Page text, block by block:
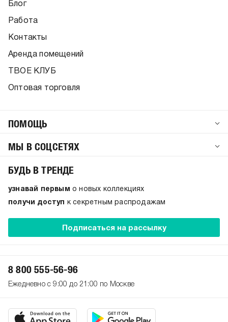
Блог
Работа
Контакты
Аренда помещений
ТВОЕ КЛУБ
Оптовая торговля
ПОМОЩЬ
МЫ В СОЦСЕТЯХ
БУДЬ В ТРЕНДЕ
узнавай первым о новых коллекциях
получи доступ к секретным распродажам
Подписаться на рассылку
8 800 555-56-96
Ежедневно с 9:00 до 21:00 по Москве